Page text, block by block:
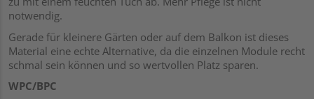
notwendig.
Gerade für kleinere Gärten oder auf dem Balkon ist dieses
Material eine echte Alternative, da die einzelnen Module recht
schmal sein können und so wertvollen Platz sparen.
WPC/BPC